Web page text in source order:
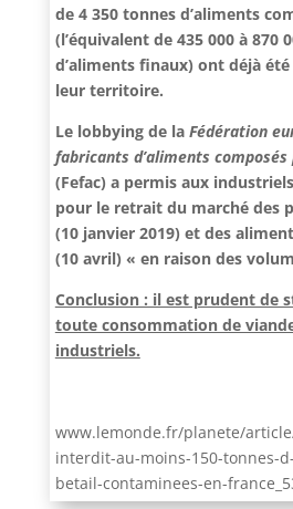
de 4 350 tonnes d’aliments
(l’équivalent de 435 000 à 870
d’aliments finaux) ont déjà
leur territoire.
Le lobbying de la Fédération
fabricants d’aliments
(Fefac) a permis aux
pour le retrait du marché des
(10 janvier 2019) et des
(10 avril) « en raison des
Conclusion : il est prudent de
toute consommation de viande
industriels.
www.lemonde.fr/planete/
interdit-au-moins-150-tonnes-
betail-contaminees-en-